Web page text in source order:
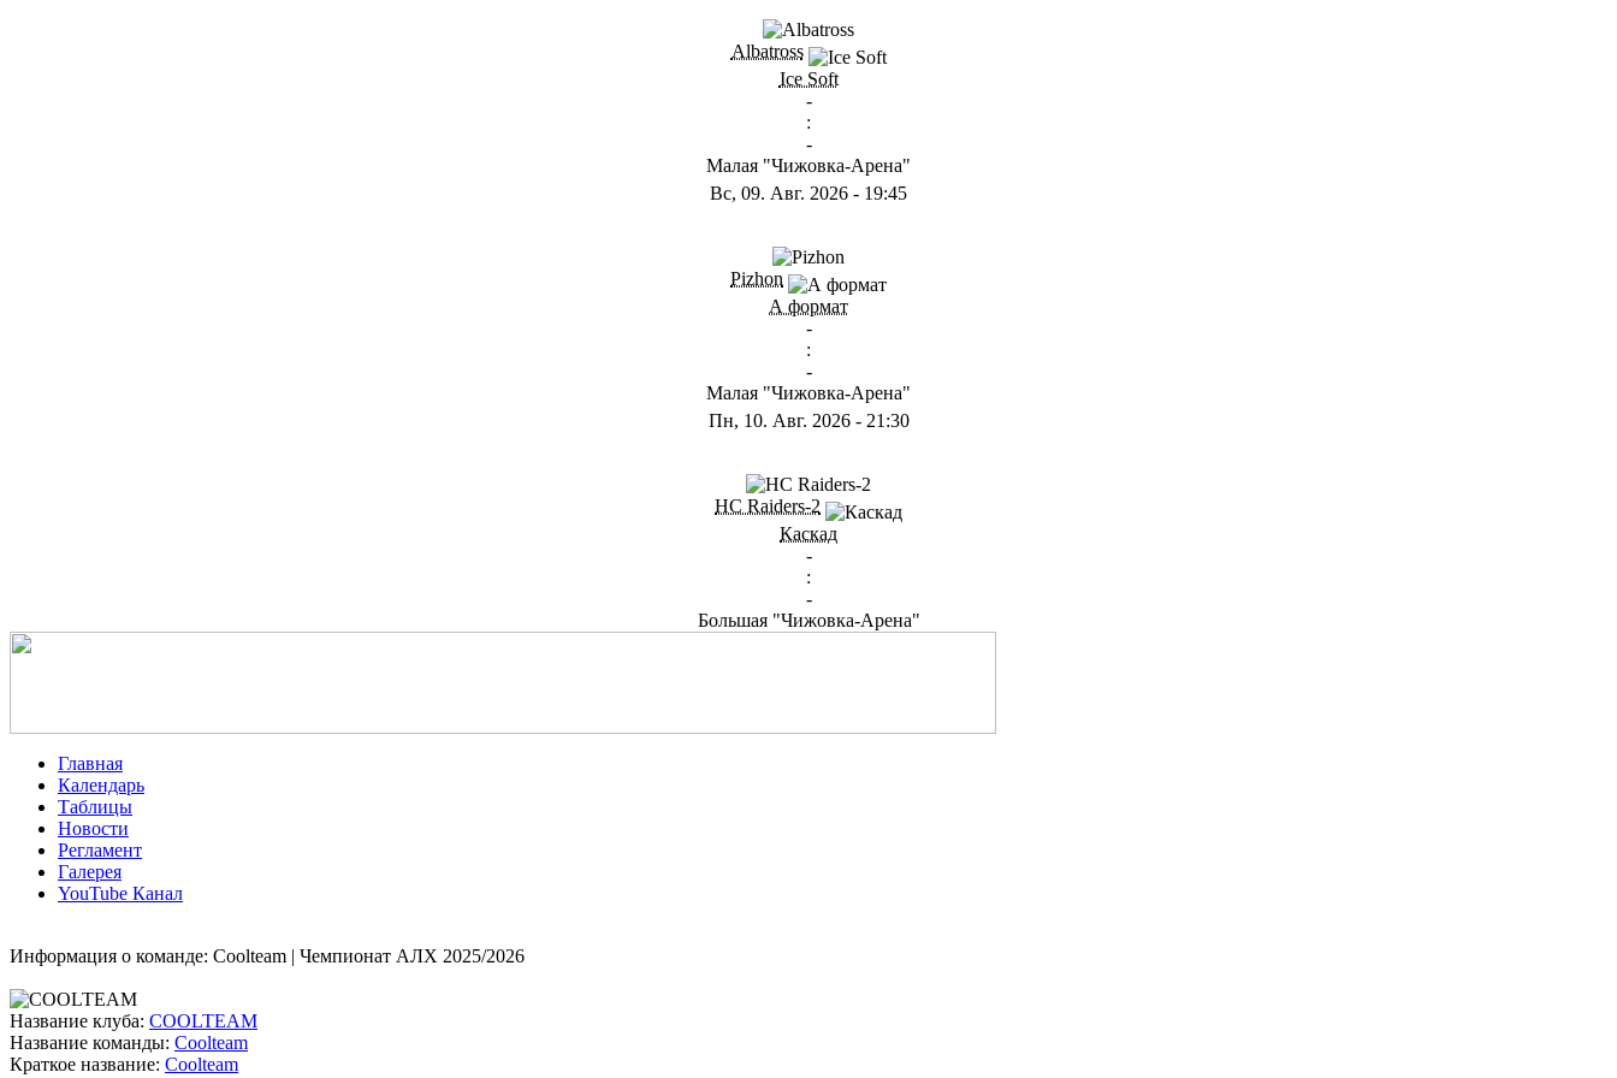
Albatross
Ice Soft
-
:
-
Малая "Чижовка-Арена"
Вс, 09. Авг. 2026 - 19:45
Pizhon
А формат
-
:
-
Малая "Чижовка-Арена"
Пн, 10. Авг. 2026- 21:30
HC Raiders-2
Каскад
-
:
-
Большая "Чижовка-Арена"
Главная
Календарь
Таблицы
Новости
Регламент
Галерея
YouTube Канал
Информация о команде: Coolteam | Чемпионат АЛХ 2025/2026
Название клуба: COOLTEAM
Название команды: Coolteam
Краткое название: Coolteam